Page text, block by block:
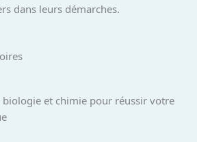
dans leurs démarches.
biologie et chimie pour réussir votre